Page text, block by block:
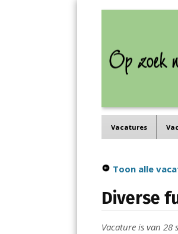
Menu
Vacatures
Toon alle
Diverse
Vacature is van 28